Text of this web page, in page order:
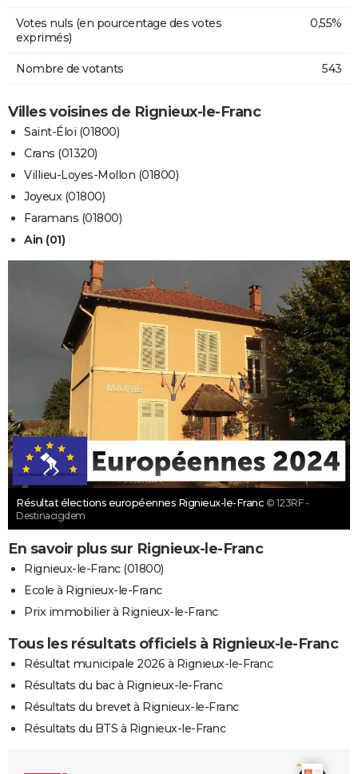
Votes nuls (en pourcentage des votes
exprimés)
0,55%
Nombre de votants 543
Villes voisines de Rignieux-le-Franc
Saint-Éloi (01800)
Crans (01320)
Villieu-Loyes-Mollon (01800)
Joyeux (01800)
Faramans (01800)
Ain (01)
Résultat élections européennes Rignieux-le-Franc © 123RF -
Destinacigdem
En savoir plus sur Rignieux-le-Franc
Rignieux-le-Franc (01800)
Ecole à Rignieux-le-Franc
Prix immobilier à Rignieux-le-Franc
Tous les résultats officiels à Rignieux-le-Franc
Résultat municipale 2026 à Rignieux-le-Franc
Résultats du bac à Rignieux-le-Franc
Résultats du brevet à Rignieux-le-Franc
Résultats du BTS à Rignieux-le-Franc